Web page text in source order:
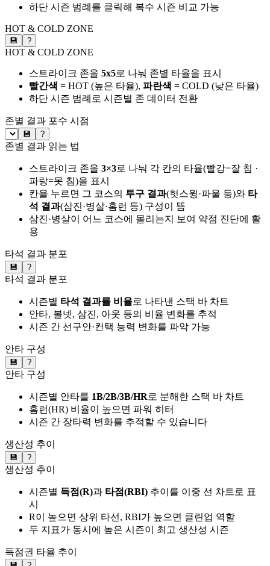
하단 시즌 범례를 클릭해 복수 시즌 비교 가능
HOT & COLD ZONE
💾 ?
HOT & COLD ZONE
스트라이크 존을 5x5로 나눠 존별 타율을 표시
빨간색 = HOT (높은 타율), 파란색 = COLD (낮은 타율)
하단 시즌 범례로 시즌별 존 데이터 전환
존별 결과 포수 시점
💾 ?
존별 결과 읽는 법
스트라이크 존을 3×3로 나눠 각 칸의 타율(빨강=잘 침 ·
파랑=못 침)을 표시
칸을 누르면 그 코스의 투구 결과(헛스윙·파울 등)와 타
석 결과(삼진·병살·홈런 등) 구성이 뜸
삼진·병살이 어느 코스에 몰리는지 보여 약점 진단에 활
용
타석 결과 분포
💾 ?
타석 결과 분포
시즌별 타석 결과를 비율로 나타낸 스택 바 차트
안타, 볼넷, 삼진, 아웃 등의 비율 변화를 추적
시즌 간 선구안·컨택 능력 변화를 파악 가능
안타 구성
💾 ?
안타 구성
시즌별 안타를 1B/2B/3B/HR로 분해한 스택 바 차트
홈런(HR) 비율이 높으면 파워 히터
시즌 간 장타력 변화를 추적할 수 있습니다
생산성 추이
💾 ?
생산성 추이
시즌별 득점(R)과 타점(RBI) 추이를 이중 선 차트로 표
시
R이 높으면 상위 타선, RBI가 높으면 클린업 역할
두 지표가 동시에 높은 시즌이 최고 생산성 시즌
득점권 타율 추이